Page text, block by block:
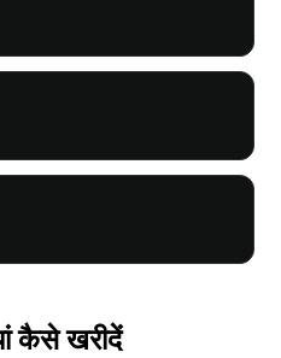
कैसे खरीदें